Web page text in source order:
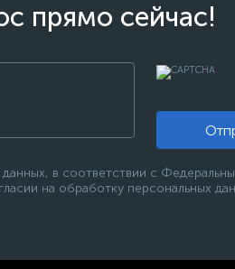
прямо сейчас!
в соответствии с
на обработку персональных